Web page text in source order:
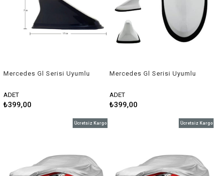
Mercedes Gl Serisi Uyumlu
ADET
₺399,00
Mercedes Gl Serisi Uyumlu
ADET
₺399,00
Ücretsiz Kargo Ücretsiz Kargo